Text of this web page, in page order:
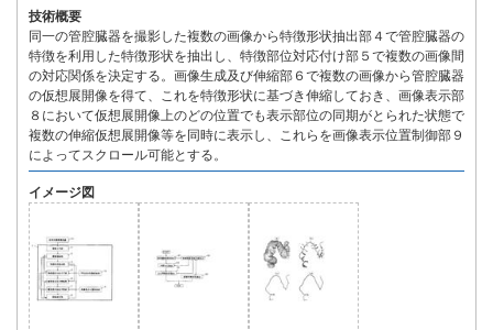
技術概要
同一の管腔臓器を撮影した複数の画像から特徴形状抽出部４で管腔臓器の
特徴を利用した特徴形状を抽出し、特徴部位対応付け部５で複数の画像間
の対応関係を決定する。画像生成及び伸縮部６で複数の画像から管腔臓器
の仮想展開像を得て、これを特徴形状に基づき伸縮しておき、画像表示部
８において仮想展開像上のどの位置でも表示部位の同期がとられた状態で
複数の伸縮仮想展開像等を同時に表示し、これらを画像表示位置制御部９
によってスクロール可能とする。
イメージ図